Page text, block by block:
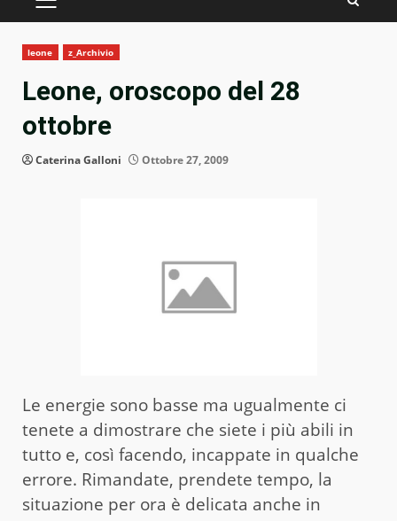
PRIMARY
leone z_Archivio
Leone, oroscopo del 28
ottobre
Caterina Galloni Ottobre 27, 2009
Le energie sono basse ma ugualmente ci
tenete a dimostrare che siete i più abili in
tutto e, così facendo, incappate in qualche
errore. Rimandate, prendete tempo, la
situazione per ora è delicata anche in